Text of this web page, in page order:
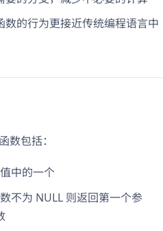
数的行为更接近传统编程语言中
数包括：
中的一个
不为 NULL 则返回第一个参